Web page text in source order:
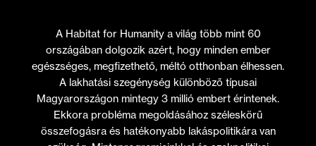
A Habitat for Humanity a világ több mint 60
országában dolgozik azért, hogy minden ember
egészséges, megfizethető, méltó otthonban élhessen.
A lakhatási szegénység különböző típusai
Magyarországon mintegy 3 millió embert érintenek.
Ekkora probléma megoldásához széleskörű
összefogásra és hatékonyabb lakáspolitikára van